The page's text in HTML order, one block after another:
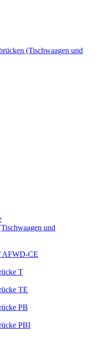
(Tischwaagen und
und
AFWD-CE
T
TE
PB
PBI